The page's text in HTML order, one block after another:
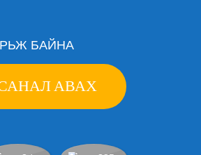
БАЙНА
АВАХ